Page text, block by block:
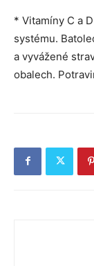
* Vitamíny C a
systému.
a vyvážené
obalech.